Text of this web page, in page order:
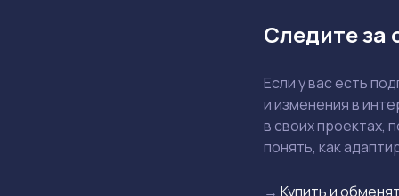
Следите за
Если у вас есть
и изменения в
в своих проектах,
понять, как
→ Купить и